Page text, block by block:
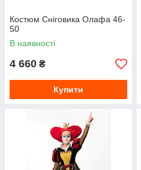
Костюм Сніговика Олафа 46-
50
В наявності
4 660 ₴
Купити